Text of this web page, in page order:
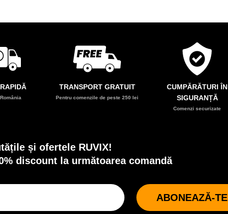
TRANSPORT GRATUIT
Pentru comenzile de peste 250 lei
CUMPĂRĂTURI ÎN
SIGURANȚĂ
Comenzi securizate
și ofertele RUVIX!
discount la următoarea comandă
ABONEAZĂ-TE